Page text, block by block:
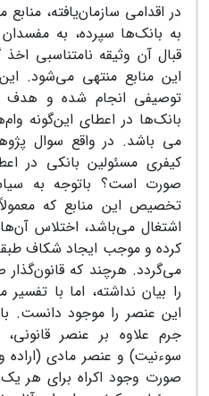
در اقدامی سازمان‌یافته،
به بانک‌ها سپرده، به
قبال آن وثیقه نامتناسبی
این منابع منتهی می‌شود.
توصیفی انجام شده و هدف
بانک‌ها در اعطای این‌گونه
می باشد. در واقع سوال
کیفری مسئولین بانکی در
صورت است؟ باتوجه به
تخصیص این منابع که
اشتغال می‌باشد، اختلاس
کرده و موجب ایجاد شکاف
می‌گردد. هرچند که قانون‌گذار
را بیان نداشته، اما با
این عنصر را موجود دانست.
جرم علاوه بر عنصر
سوءنیت) و عنصر مادی
صورت وجود اکراه برای هر